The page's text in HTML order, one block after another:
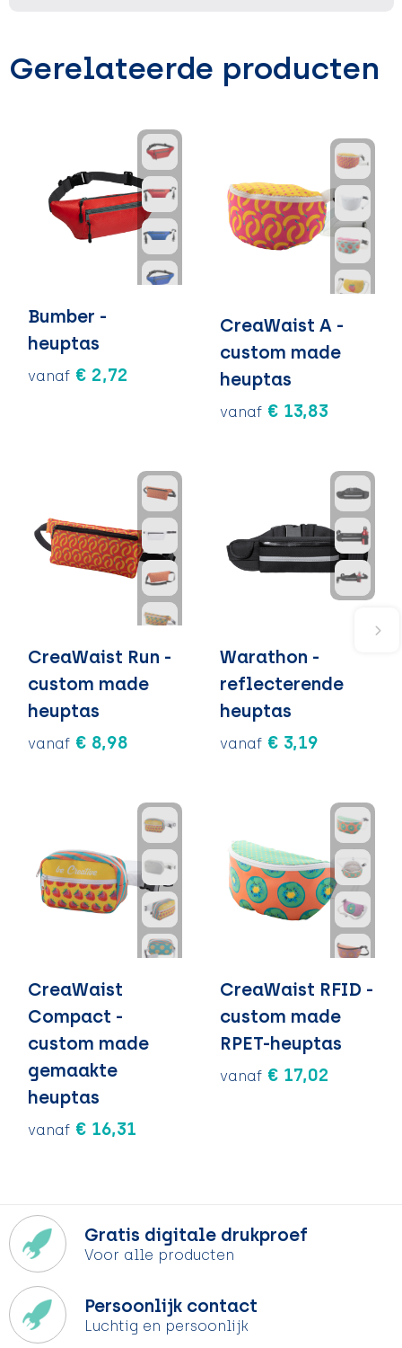
Gerelateerde producten
Bumber -
heuptas
vanaf € 2,72
CreaWaist A -
custom made
heuptas
vanaf € 13,83
CreaWaist Run -
custom made
heuptas
vanaf € 8,98
Warathon -
reflecterende
heuptas
vanaf € 3,19
CreaWaist
Compact -
custom made
gemaakte
heuptas
vanaf € 16,31
CreaWaist RFID -
custom made
RPET-heuptas
vanaf € 17,02
Gratis digitale drukproef
Voor alle producten
Persoonlijk contact
Luchtig en persoonlijk